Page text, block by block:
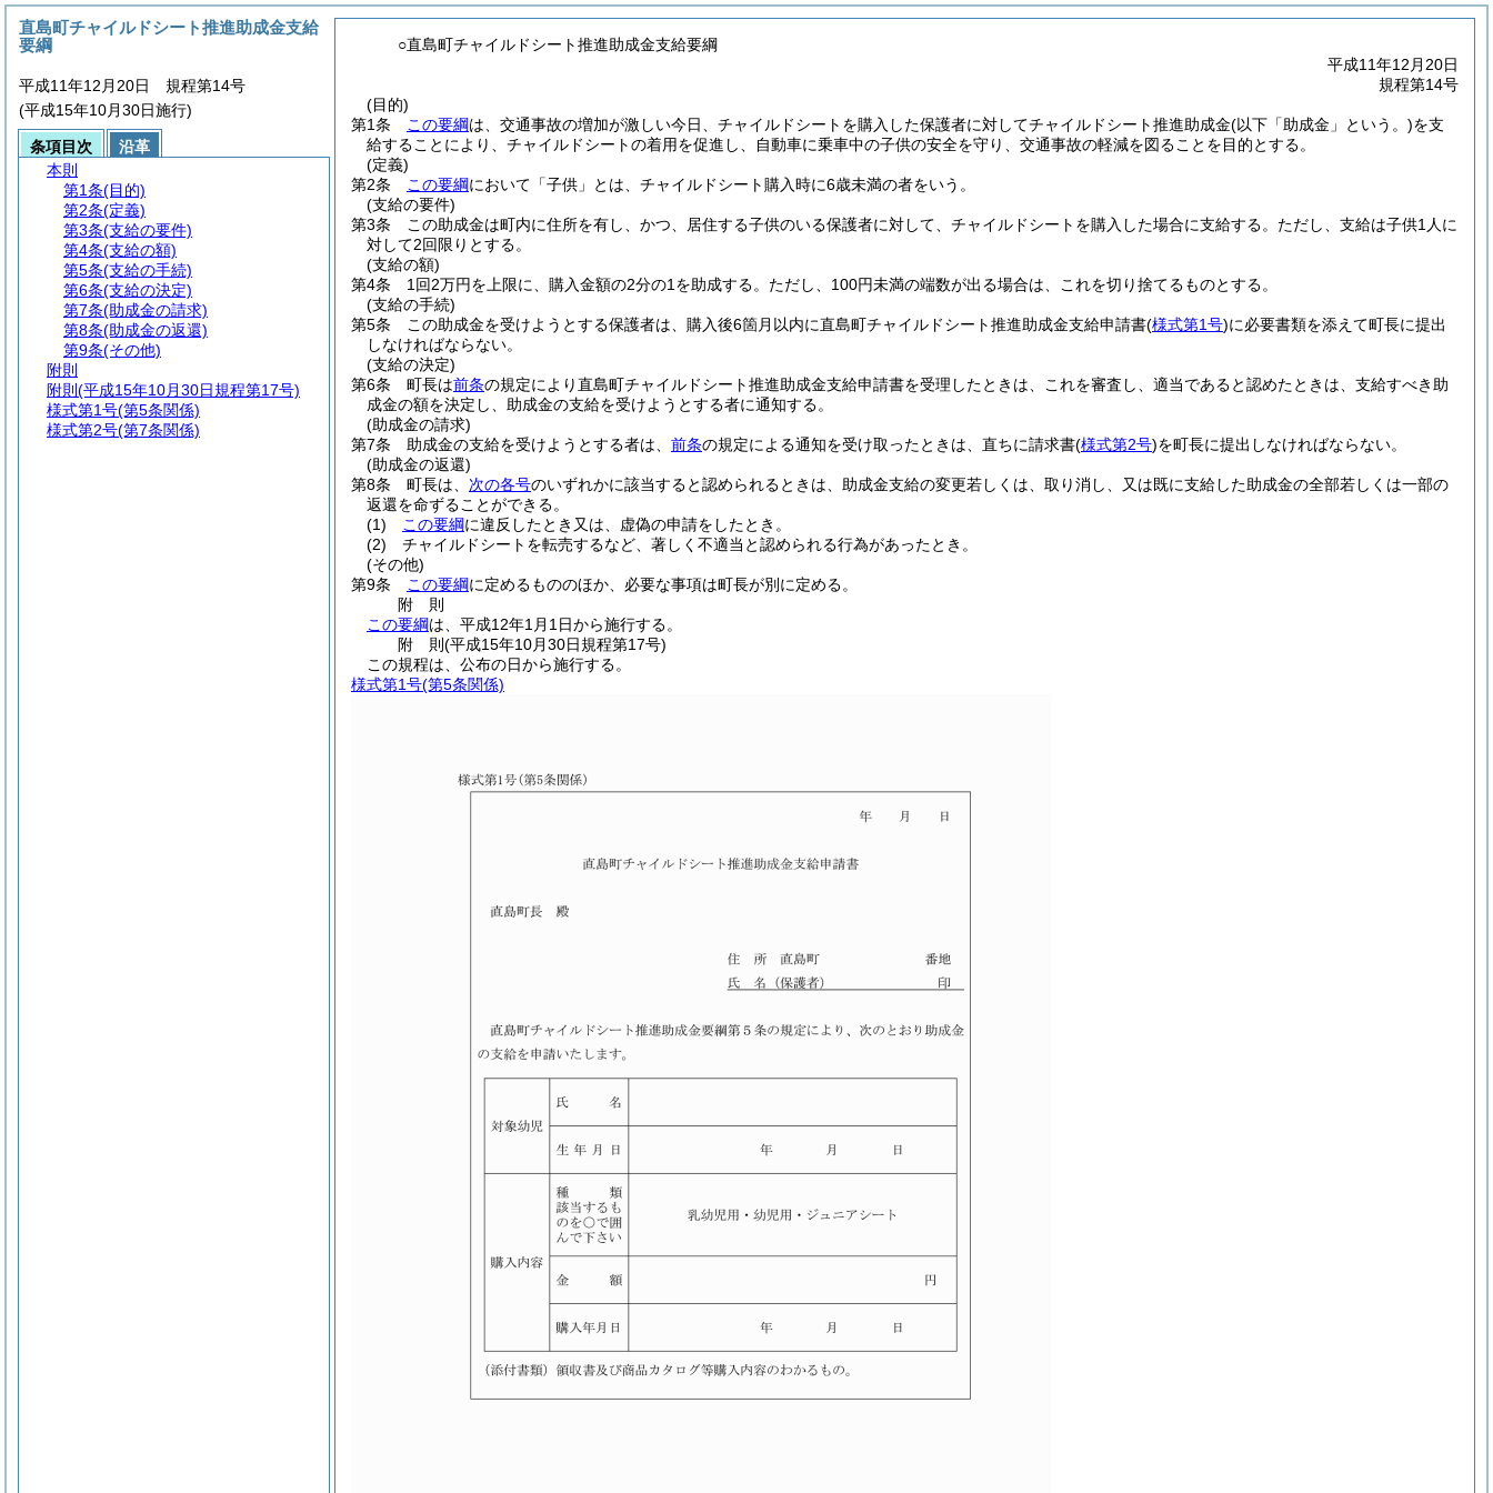
○直島町チャイルドシート推進助成金支給要綱
平成11年12月20日
規程第14号
(目的)
第1条
この要綱は、交通事故の増加が激しい今日、チャイルドシートを購入した保護者に対してチャイルドシート推進助成金(以下「助成金」という。)を支
給することにより、チャイルドシートの着用を促進し、自動車に乗車中の子供の安全を守り、交通事故の軽減を図ることを目的とする。
(定義)
第2条
この要綱において「子供」とは、チャイルドシート購入時に6歳未満の者をいう。
(支給の要件)
第3条
この助成金は町内に住所を有し、かつ、居住する子供のいる保護者に対して、チャイルドシートを購入した場合に支給する。 ただし、支給は子供1人に
対して2回限りとする。
(支給の額)
第4条
1回2万円を上限に、購入金額の2分の1を助成する。 ただし、100円未満の端数が出る場合は、これを切り捨てるものとする。
(支給の手続)
第5条
この助成金を受けようとする保護者は、購入後6箇月以内に直島町チャイルドシート推進助成金支給申請書(様式第1号)に必要書類を添えて町長に提出
しなければならない。
(支給の決定)
第6条
町長は前条の規定により直島町チャイルドシート推進助成金支給申請書を受理したときは、これを審査し、適当であると認めたときは、支給すべき助
成金の額を決定し、助成金の支給を受けようとする者に通知する。
(助成金の請求)
第7条
助成金の支給を受けようとする者は、 前条の規定による通知を受け取ったときは、直ちに請求書(様式第2号)を町長に提出しなければならない。
(助成金の返還)
第8条
町長は、 次の各号のいずれかに該当すると認められるときは、助成金支給の変更若しくは、取り消し、又は既に支給した助成金の全部若しくは一部の
返還を命ずることができる。
(1)
この要綱に違反したとき又は、虚偽の申請をしたとき。
(2)
チャイルドシートを転売するなど、著しく不適当と認められる行為があったとき。
(その他)
第9条
この要綱に定めるもののほか、必要な事項は町長が別に定める。
附 則
この要綱は、平成12年1月1日から施行する。
附 則(平成15年10月30日規程第17号)
この規程は、公布の日から施行する。
様式第1号(第5条関係)
直島町チャイルドシート推進助成金支給
要綱
平成11年12月20日 規程第14号
(平成15年10月30日施行)
条項目次
沿革
本則
第1条(目的)
第2条(定義)
第3条(支給の要件)
第4条(支給の額)
第5条(支給の手続)
第6条(支給の決定)
第7条(助成金の請求)
第8条(助成金の返還)
第9条(その他)
附則
附則 (平成15年10月30日規程第17号)
様式第1号(第5条関係)
様式第2号(第7条関係)